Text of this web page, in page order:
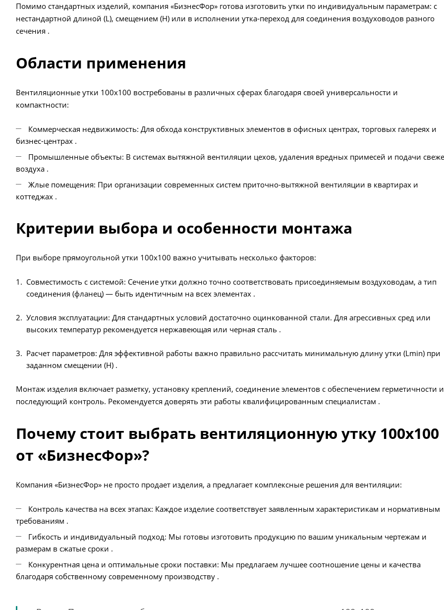
Помимо стандартных изделий, компания «БизнесФор» готова изготовить утки по индивидуальным параметрам: с
нестандартной длиной (L), смещением (H) или в исполнении утка-переход для соединения воздуховодов разного
сечения .
Области применения
Вентиляционные утки 100х100 востребованы в различных сферах благодаря своей универсальности и
компактности:
Коммерческая недвижимость: Для обхода конструктивных элементов в офисных центрах, торговых галереях и
бизнес-центрах .
Промышленные объекты: В системах вытяжной вентиляции цехов, удаления вредных примесей и подачи
воздуха .
Жлые помещения: При организации современных систем приточно-вытяжной вентиляции в квартирах и
коттеджах .
Критерии выбора и особенности монтажа
При выборе прямоугольной утки 100х100 важно учитывать несколько факторов:
Совместимость с системой: Сечение утки должно точно соответствовать присоединяемым воздуховодам, а тип
соединения (фланец) — быть идентичным на всех элементах .
Условия эксплуатации: Для стандартных условий достаточно оцинкованной стали. Для агрессивных сред или
высоких температур рекомендуется нержавеющая или черная сталь .
Расчет параметров: Для эффективной работы важно правильно рассчитать минимальную длину утки (Lmin) при
заданном смещении (H) .
Монтаж изделия включает разметку, установку креплений, соединение элементов с обеспечением герметичности и
последующий контроль. Рекомендуется доверять эти работы квалифицированным специалистам .
Почему стоит выбрать вентиляционную утку 100х100
от «БизнесФор»?
Компания «БизнесФор» не просто продает изделия, а предлагает комплексные решения для вентиляции:
Контроль качества на всех этапах: Каждое изделие соответствует заявленным характеристикам и нормативным
требованиям .
Гибкость и индивидуальный подход: Мы готовы изготовить продукцию по вашим уникальным чертежам и
размерам в сжатые сроки .
Конкурентная цена и оптимальные сроки поставки: Мы предлагаем лучшее соотношение цены и качества
благодаря собственному современному производству .